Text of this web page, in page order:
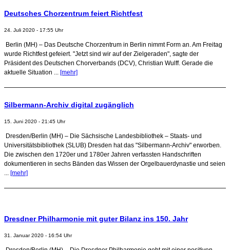
Deutsches Chorzentrum feiert Richtfest
24. Juli 2020 - 17:55 Uhr
Berlin (MH) – Das Deutsche Chorzentrum in Berlin nimmt Form an. Am Freitag
wurde Richtfest gefeiert. "Jetzt sind wir auf der Zielgeraden", sagte der
Präsident des Deutschen Chorverbands (DCV), Christian Wulff. Gerade die
aktuelle Situation ... [mehr]
Silbermann-Archiv digital zugänglich
15. Juni 2020 - 21:45 Uhr
Dresden/Berlin (MH) – Die Sächsische Landesbibliothek – Staats- und
Universitätsbibliothek (SLUB) Dresden hat das "Silbermann-Archiv" erworben.
Die zwischen den 1720er und 1780er Jahren verfassten Handschriften
dokumentieren in sechs Bänden das Wissen der Orgelbauerdynastie und seien
... [mehr]
Dresdner Philharmonie mit guter Bilanz ins 150. Jahr
31. Januar 2020 - 16:54 Uhr